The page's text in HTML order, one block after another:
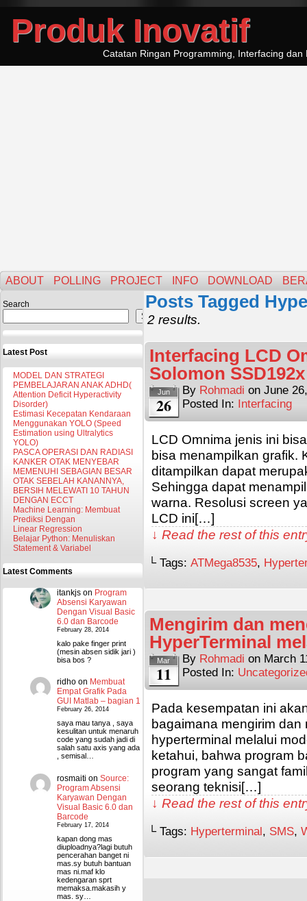
Produk Inovatif
Catatan Ringan Programming, Interfacing dan
ABOUT POLLING PROJECT INFO DOWNLOAD
Search
Search
Latest Post
MODEL DAN STRATEGI
PEMBELAJARAN ANAK ADHD(
Attention Deficit Hyperactivity
Disorder)
Estimasi Kecepatan Kendaraan
Menggunakan YOLO (Speed
Estimation using Ultralytics
YOLO)
PASCA OPERASI DAN RADIASI
KANKER OTAK MENYEBAR
MEMENUHI SEBAGIAN BESAR
OTAK SEBELAH KANANNYA,
BERSIH MELEWATI 10 TAHUN
DENGAN ECCT
Machine Learning: Membuat
Prediksi Dengan
Linear Regression
Belajar Python: Menuliskan
Statement & Variabel
Latest Comments
itankjs on Program
Absensi Karyawan
Dengan Visual Basic
6.0 dan Barcode
February 28, 2014
kalo pake finger print
(mesin absen sidik jari )
bisa bos ?
ridho on Membuat
Empat Grafik Pada
GUI Matlab – bagian 1
February 26, 2014
saya mau tanya , saya
kesulitan untuk menaruh
code yang sudah jadi di
salah satu axis yang ada
, semisal…
rosmaiti on Source:
Program Absensi
Karyawan Dengan
Visual Basic 6.0 dan
Barcode
February 17, 2014
kapan dong mas
diuploadnya?lagi butuh
pencerahan banget ni
mas.sy butuh bantuan
mas ni.maf klo
kedengaran sprt
memaksa.makasih y
mas. sy…
Posts Tagged
2 results.
Interfacing LCD
Solomon SSD192x
Jun
26
By Rohmadi on June
Posted In: Interfacing
LCD Omnima jenis ini
bisa menampilkan grafik.
ditampilkan dapat
Sehingga dapat
warna. Resolusi screen
LCD ini[…]
↓ Read the rest of this
└ Tags: ATMega8535,
Mengirim dan
HyperTerminal
Mar
11
By Rohmadi on March
Posted In:
Pada kesempatan ini
bagaimana mengirim
hyperterminal melalui
ketahui, bahwa program
program yang sangat
seorang teknisi[…]
↓ Read the rest of this
└ Tags: Hyperterminal, SMS,